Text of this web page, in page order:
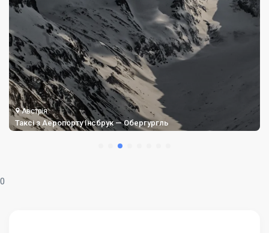
Австрія
Таксі з Аеропорту Інсбрук — Обергургль
0